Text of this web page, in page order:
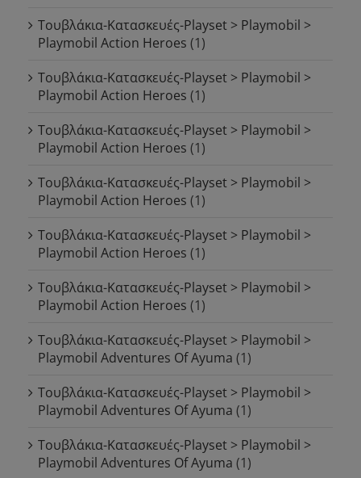
Τουβλάκια-Κατασκευές-Playset > Playmobil >
Playmobil Action Heroes (1)
Τουβλάκια-Κατασκευές-Playset > Playmobil >
Playmobil Action Heroes (1)
Τουβλάκια-Κατασκευές-Playset > Playmobil >
Playmobil Action Heroes (1)
Τουβλάκια-Κατασκευές-Playset > Playmobil >
Playmobil Action Heroes (1)
Τουβλάκια-Κατασκευές-Playset > Playmobil >
Playmobil Action Heroes (1)
Τουβλάκια-Κατασκευές-Playset > Playmobil >
Playmobil Action Heroes (1)
Τουβλάκια-Κατασκευές-Playset > Playmobil >
Playmobil Adventures Of Ayuma (1)
Τουβλάκια-Κατασκευές-Playset > Playmobil >
Playmobil Adventures Of Ayuma (1)
Τουβλάκια-Κατασκευές-Playset > Playmobil >
Playmobil Adventures Of Ayuma (1)